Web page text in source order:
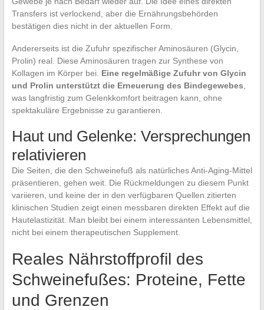
Transfers ist verlockend, aber die Ernährungsbehörden
bestätigen dies nicht in der aktuellen Form.
Andererseits ist die Zufuhr spezifischer Aminosäuren (Glycin,
Prolin) real. Diese Aminosäuren tragen zur Synthese von
Kollagen im Körper bei. Eine regelmäßige Zufuhr von Glycin
und Prolin unterstützt die Erneuerung des Bindegewebes,
was langfristig zum Gelenkkomfort beitragen kann, ohne
spektakuläre Ergebnisse zu garantieren.
Haut und Gelenke: Versprechungen
relativieren
Die Seiten, die den Schweinefuß als natürliches Anti-Aging-Mittel
präsentieren, gehen weit. Die Rückmeldungen zu diesem Punkt
variieren, und keine der in den verfügbaren Quellen zitierten
klinischen Studien zeigt einen messbaren direkten Effekt auf die
Hautelastizität. Man bleibt bei einem interessanten Lebensmittel,
nicht bei einem therapeutischen Supplement.
Reales Nährstoffprofil des
Schweinefußes: Proteine, Fette
und Grenzen